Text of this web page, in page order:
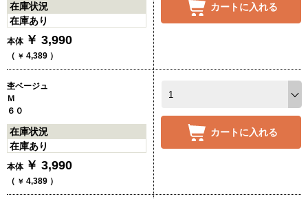
在庫状況
在庫あり
本体 ￥ 3,990
（ ￥ 4,389 ）
カートに入れる
杢ベージュ
Ｍ
６０
在庫状況
在庫あり
本体 ￥ 3,990
（ ￥ 4,389 ）
カートに入れる